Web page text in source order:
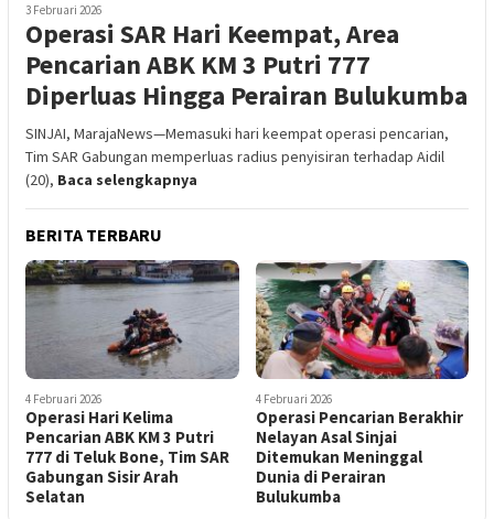
3 Februari 2026
Operasi SAR Hari Keempat, Area
Pencarian ABK KM 3 Putri 777
Diperluas Hingga Perairan Bulukumba
SINJAI, MarajaNews—Memasuki hari keempat operasi pencarian,
Tim SAR Gabungan memperluas radius penyisiran terhadap Aidil
(20), Baca selengkapnya
BERITA TERBARU
4 Februari 2026
Operasi Hari Kelima
Pencarian ABK KM 3 Putri
777 di Teluk Bone, Tim SAR
Gabungan Sisir Arah
Selatan
4 Februari 2026
Operasi Pencarian Berakhir
Nelayan Asal Sinjai
Ditemukan Meninggal
Dunia di Perairan
Bulukumba